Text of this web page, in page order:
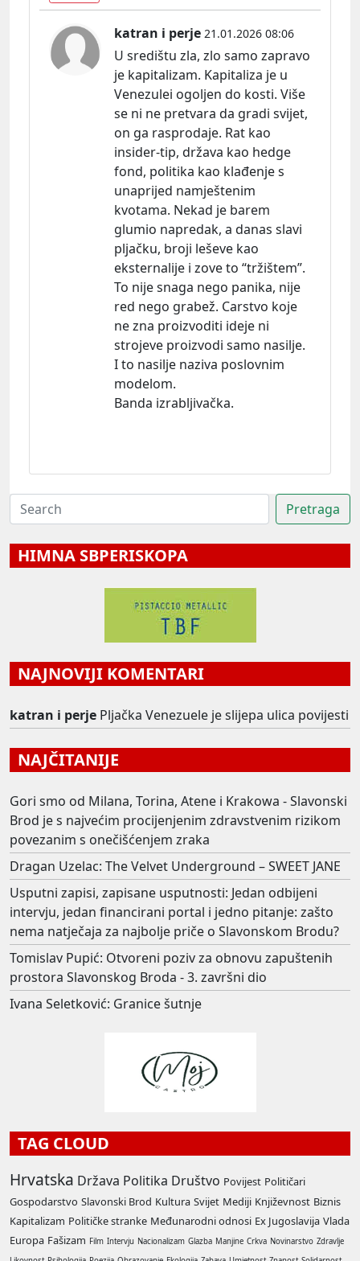
katran i perje 21.01.2026 08:06
U središtu zla, zlo samo zapravo
je kapitalizam. Kapitaliza je u
Venezulei ogoljen do kosti. Više
se ni ne pretvara da gradi svijet,
on ga rasprodaje. Rat kao
insider-tip, država kao hedge
fond, politika kao klađenje s
unaprijed namještenim
kvotama. Nekad je barem
glumio napredak, a danas slavi
pljačku, broji leševe kao
eksternalije i zove to “tržištem”.
To nije snaga nego panika, nije
red nego grabež. Carstvo koje
ne zna proizvoditi ideje ni
strojeve proizvodi samo nasilje.
I to nasilje naziva poslovnim
modelom.
Banda izrabljivačka.
HIMNA SBPERISKOPA
NAJNOVIJI KOMENTARI
katran i perje Pljačka Venezuele je slijepa ulica povijesti
NAJČITANIJE
Gori smo od Milana, Torina, Atene i Krakowa - Slavonski
Brod je s najvećim procijenjenim zdravstvenim rizikom
povezanim s onečišćenjem zraka
Dragan Uzelac: The Velvet Underground – SWEET JANE
Usputni zapisi, zapisane usputnosti: Jedan odbijeni
intervju, jedan financirani portal i jedno pitanje: zašto
nema natječaja za najbolje priče o Slavonskom Brodu?
Tomislav Pupić: Otvoreni poziv za obnovu zapuštenih
prostora Slavonskog Broda - 3. završni dio
Ivana Seletković: Granice šutnje
TAG CLOUD
Hrvatska Država Politika Društvo Povijest Političari
Gospodarstvo Slavonski Brod Kultura Svijet Mediji Književnost Biznis
Kapitalizam Političke stranke Međunarodni odnosi Ex Jugoslavija Vlada
Europa Fašizam Film Intervju Nacionalizam Glazba Manjine Crkva Novinarstvo Zdravlje